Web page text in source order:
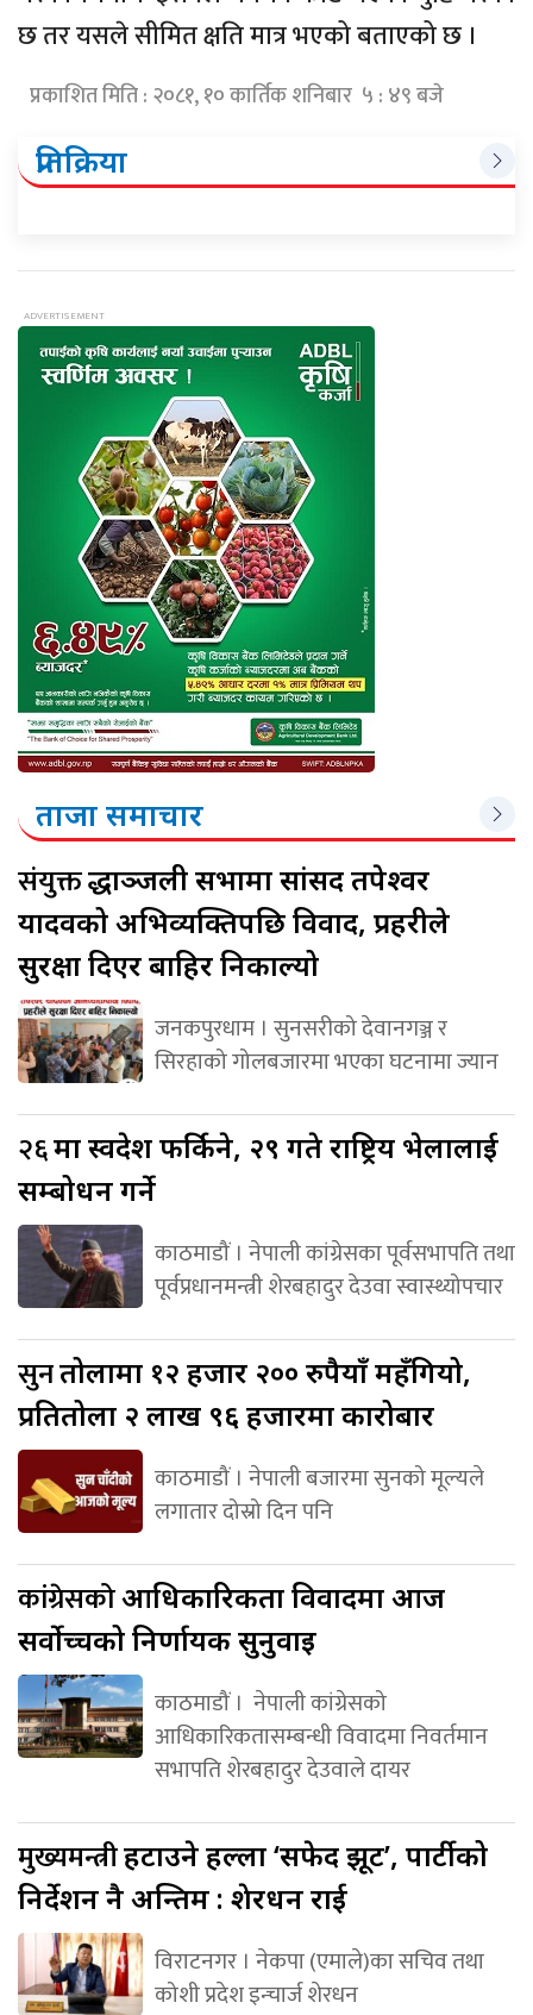
छ तर यसले सीमित क्षति मात्र भएको बताएको छ ।
प्रकाशित मिति : २०८१, १० कार्तिक शनिबार ५ : ४९ बजे
प्रतिक्रिया
ताजा समाचार
संयुक्तश्रद्धाञ्जली सभामा सांसद तपेश्वर
यादवको अभिव्यक्तिपछि विवाद, प्रहरीले
सुरक्षा दिएर बाहिर निकाल्यो
जनकपुरधाम । सुनसरीको देवानगञ्ज र
सिरहाको गोलबजारमा भएका घटनामा ज्यान
२६मा स्वदेश फर्किने, २९ गते राष्ट्रिय भेलालाई
सम्बोधन गर्ने
काठमाडौं । नेपाली कांग्रेसका पूर्वसभापति तथा
पूर्वप्रधानमन्त्री शेरबहादुर देउवा स्वास्थ्योपचार
सुनतोलामा १२ हजार २०० रुपैयाँ महँगियो,
प्रतितोला २ लाख ९६ हजारमा कारोबार
काठमाडौं । नेपाली बजारमा सुनको मूल्यले
लगातार दोस्रो दिन पनि
कांग्रेसकोआधिकारिकता विवादमा आज
सर्वोच्चको निर्णायक सुनुवाइ
काठमाडौं । नेपाली कांग्रेसको
आधिकारिकतासम्बन्धी विवादमा निवर्तमान
सभापति शेरबहादुर देउवाले दायर
मुख्यमन्त्रीहटाउने हल्ला ‘सफेद झूट’, पार्टीको
निर्देशन नै अन्तिम : शेरधन राई
विराटनगर । नेकपा (एमाले)का सचिव तथा
कोशी प्रदेश इन्चार्ज शेरधन